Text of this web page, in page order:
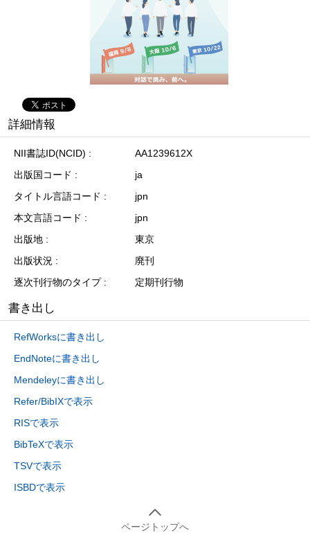
詳細情報
NII書誌ID(NCID)
AA1239612X
出版国コード
ja
タイトル言語コード
jpn
本文言語コード
jpn
出版地
東京
出版状況
廃刊
逐次刊行物のタイプ
定期刊行物
書き出し
RefWorksに書き出し
EndNoteに書き出し
Mendeleyに書き出し
Refer/BibIXで表示
RISで表示
BibTeXで表示
TSVで表示
ISBDで表示
ページトップへ